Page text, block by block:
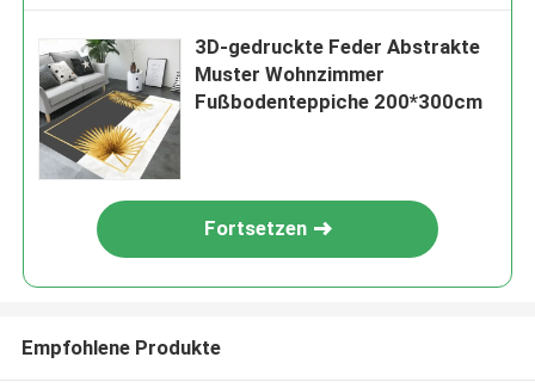
3D-gedruckte Feder Abstrakte
Muster Wohnzimmer
Fußbodenteppiche 200*300cm
Fortsetzen
Empfohlene Produkte